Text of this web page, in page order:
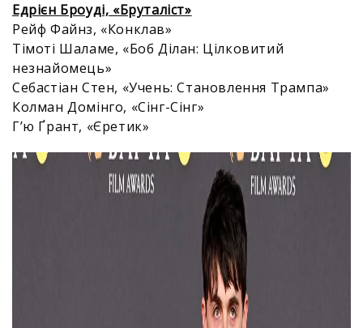
Едрієн Броуді, «Бруталіст»
Рейф Файнз, «Конклав»
Тімоті Шаламе, «Боб Ділан: Цілковитий
незнайомець»
Себастіан Стен, «Учень: Становлення Трампа»
Колман Домінго, «Сінг-Сінг»
Г’ю Ґрант, «Єретик»